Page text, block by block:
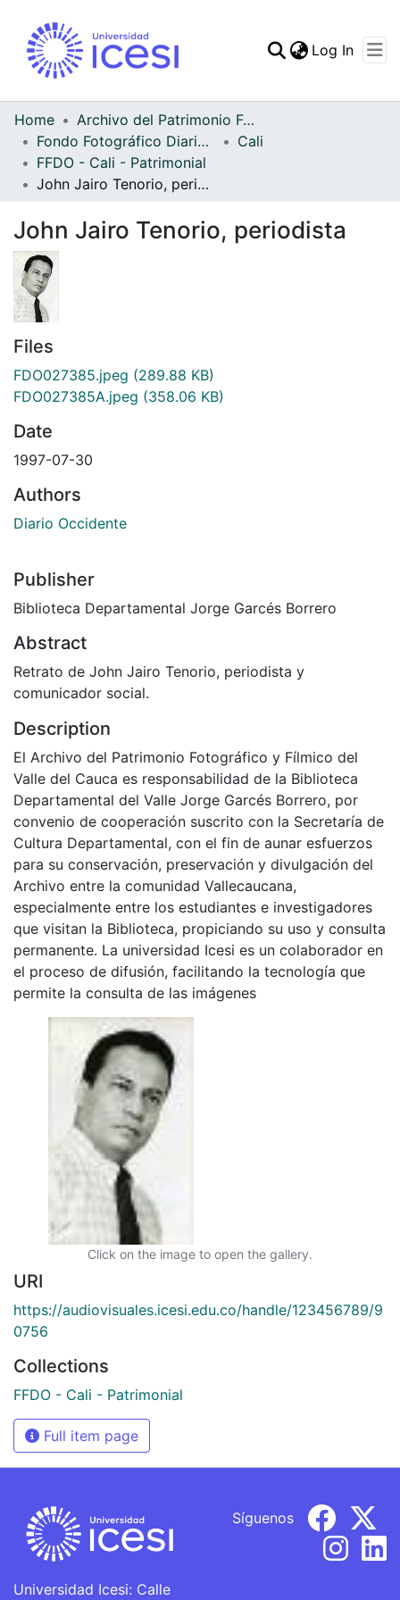
Statistics
Log In
Home
Archivo del Patrimonio Fotográfico y Fílmico del Valle del Cauca
Fondo Fotográfico Diario Occidente
Cali
FFDO - Cali - Patrimonial
John Jairo Tenorio, periodista
John Jairo Tenorio, periodista
Files
FDO027385.jpeg (289.88 KB)
FDO027385A.jpeg (358.06 KB)
Date
1997-07-30
Authors
Diario Occidente
Publisher
Biblioteca Departamental Jorge Garcés Borrero
Abstract
Retrato de John Jairo Tenorio, periodista y
comunicador social.
Description
El Archivo del Patrimonio Fotográfico y Fílmico del
Valle del Cauca es responsabilidad de la Biblioteca
Departamental del Valle Jorge Garcés Borrero, por
convenio de cooperación suscrito con la Secretaría de
Cultura Departamental, con el fin de aunar esfuerzos
para su conservación, preservación y divulgación del
Archivo entre la comunidad Vallecaucana,
especialmente entre los estudiantes e investigadores
que visitan la Biblioteca, propiciando su uso y consulta
permanente. La universidad Icesi es un colaborador en
el proceso de difusión, facilitando la tecnología que
permite la consulta de las imágenes
Click on the image to open the gallery.
URI
https://audiovisuales.icesi.edu.co/handle/123456789/9
0756
Collections
FFDO - Cali - Patrimonial
Full item page
Universidad Icesi: Calle
Síguenos